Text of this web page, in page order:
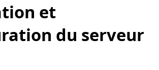
et
du serveur